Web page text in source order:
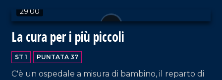
29:00
La cura per i più piccoli
ST 1 PUNTATA 37
C'è un ospedale a misura di bambino, il reparto di